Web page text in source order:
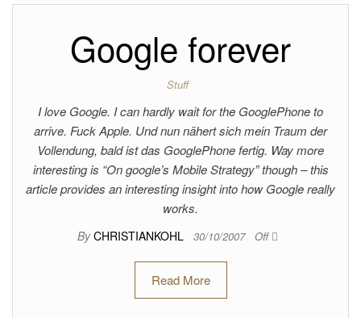
Google forever
Stuff
I love Google. I can hardly wait for the GooglePhone to
arrive. Fuck Apple. Und nun nähert sich mein Traum der
Vollendung, bald ist das GooglePhone fertig. Way more
interesting is “On google’s Mobile Strategy” though – this
article provides an interesting insight into how Google really
works.
By CHRISTIANKOHL 30/10/2007 Off
Read More